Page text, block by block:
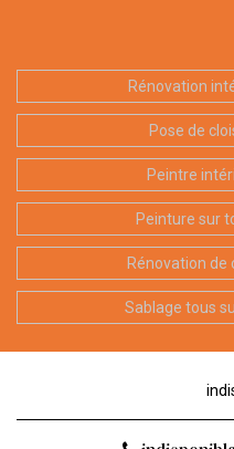
Rénovation
Pose de
Peintre
Peinture sur
Rénovation de
Sablage tous